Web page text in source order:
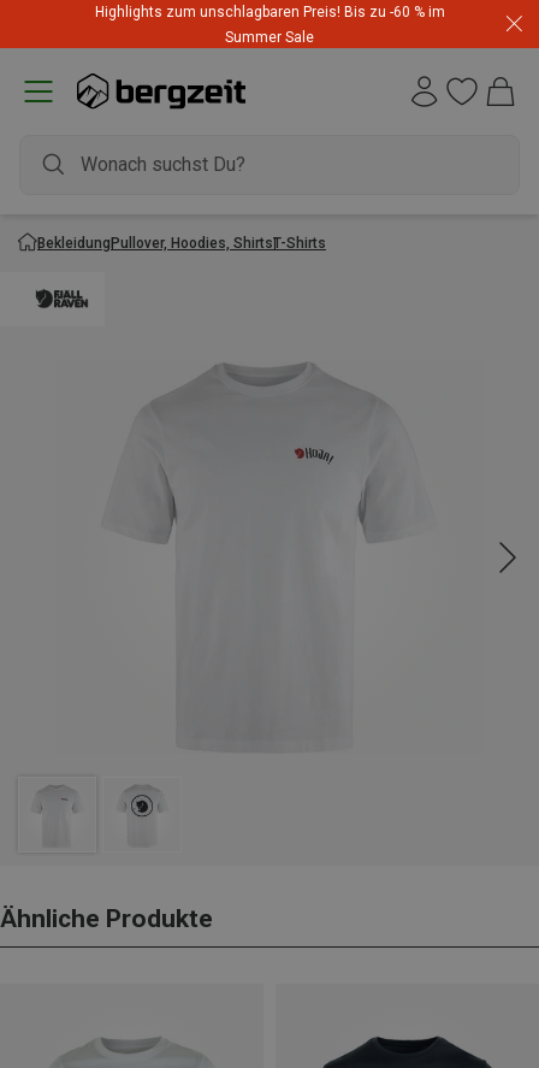
Highlights zum unschlagbaren Preis! Bis zu -60 % im
Summer Sale
BekleidungPullover, Hoodies, ShirtsT-Shirts
Ähnliche Produkte